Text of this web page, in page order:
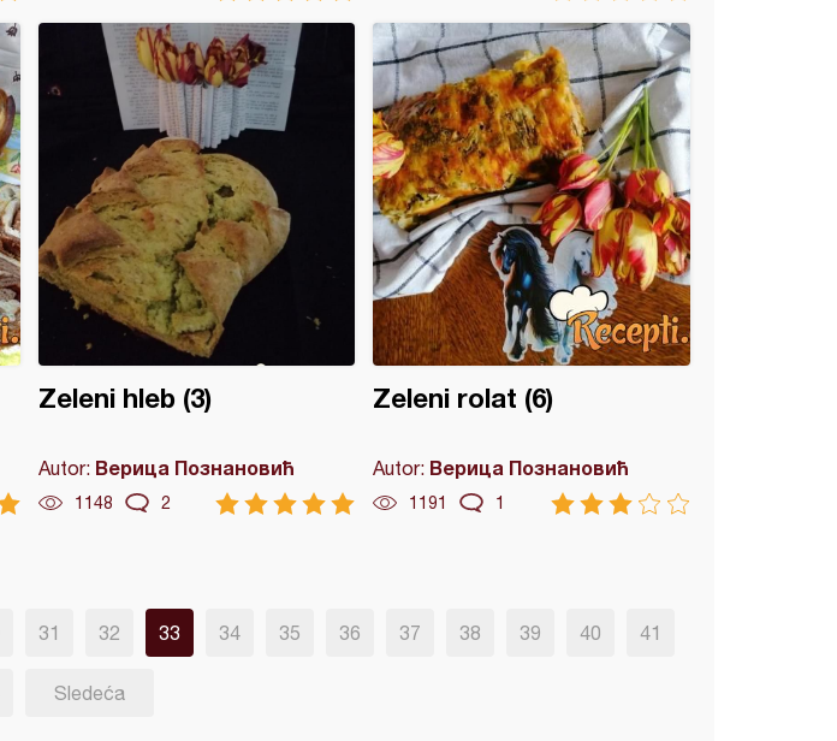
Zeleni hleb (3)
Autor: Верица Познановић
1148 2
Zeleni rolat (6)
Autor: Верица Познановић
1191 1
31 32 33 34 35 36 37 38 39 40 41
Sledeća